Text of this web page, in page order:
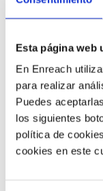
Esta página web
En Enreach
para realizar
Puedes
los siguientes
política de
cookies en este
9
la
11/06/2026